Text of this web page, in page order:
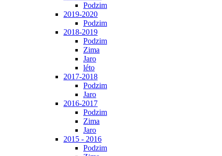
Podzim
2019-2020
Podzim
2018-2019
Podzim
Zima
Jaro
léto
2017-2018
Podzim
Jaro
2016-2017
Podzim
Zima
Jaro
2015 - 2016
Podzim